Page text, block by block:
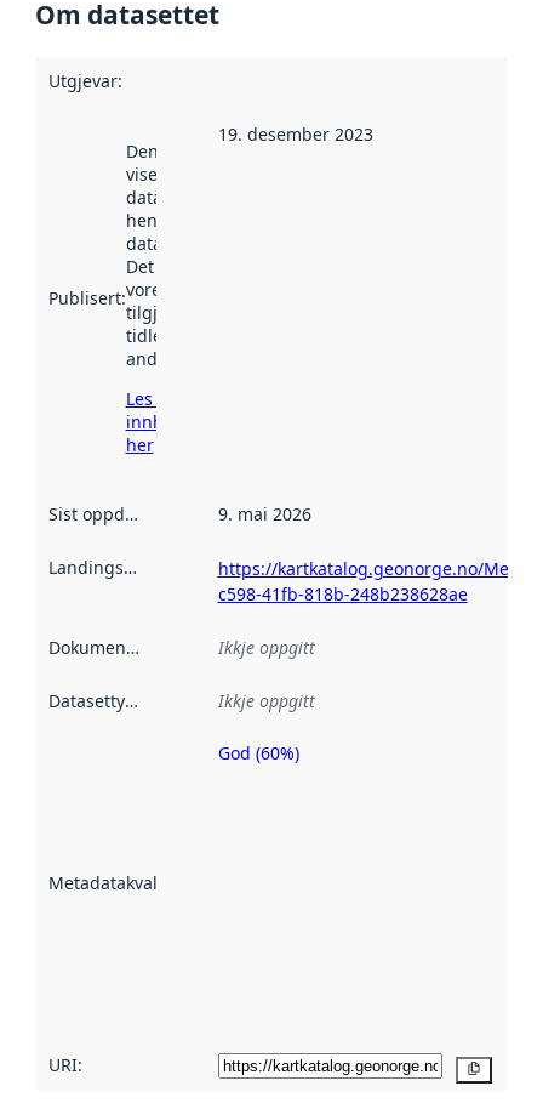
Om datasettet
Utgjevar:
Publisert:
Denne datoen
viser når
datasettet vart
henta inn av
data.norge.no.
Det kan ha
vore
tilgjengeleg
tidlegare
andre stader.
Les meir om
innhenting
her
19. desember 2023
Sist oppdatert 9. mai 2026
Landingsside
https://kartkatalog.geonorge.no/
c598-41fb-818b-248b238628ae
Dokumentasjon Ikkje oppgitt
Datasettype Ikkje oppgitt
Metadatakvalitet
Metadatakvalitet
God (60%)
URI: